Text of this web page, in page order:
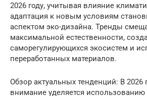
2026 году, учитывая влияние
адаптация к новым условиям
аспектом эко-дизайна. Тренды
максимальной естественности,
саморегулирующихся экосистем и
переработанных материалов.
Обзор актуальных тенденций: В 2026
внимание уделяется использованию